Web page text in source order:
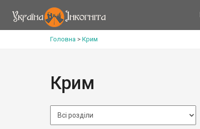
Головна > Крим
Крим